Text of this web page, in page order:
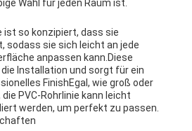
Wahl für jeden Raum ist.
ist so konzipiert, dass sie
sodass sie sich leicht an jede
anpassen kann.Diese
Installation und sorgt für ein
FinishEgal, wie groß oder
PVC-Rohrlinie kann leicht
werden, um perfekt zu passen.